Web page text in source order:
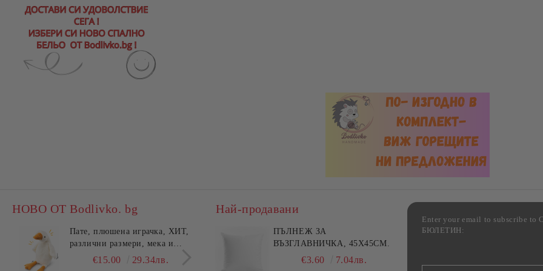
НОВО ОТ Bodlivko. bg
Пате, плюшена играчка, ХИТ,
различни размери, мека и
гушлива€15.00 29.34лв.
Калъфка за възглавница ,
едноцветна, 100% памук,
различни цветове по избор
€4.00 7.82лв.
Комплект за алкохолни
Най-продавани
ПЪЛНЕЖ ЗА
ВЪЗГЛАВНИЧКА, 45X45СМ.
€3.60 7.04лв.
Enter your email to subscribe
БЮЛЕТИН: